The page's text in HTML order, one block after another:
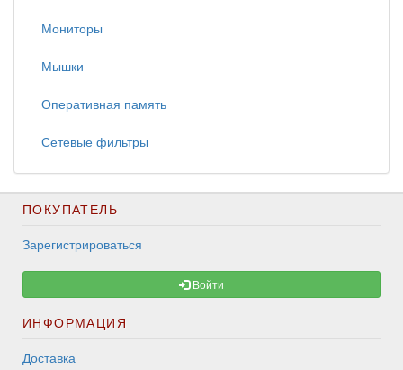
Мониторы
Мышки
Оперативная память
Сетевые фильтры
ПОКУПАТЕЛЬ
Зарегистрироваться
Войти
ИНФОРМАЦИЯ
Доставка